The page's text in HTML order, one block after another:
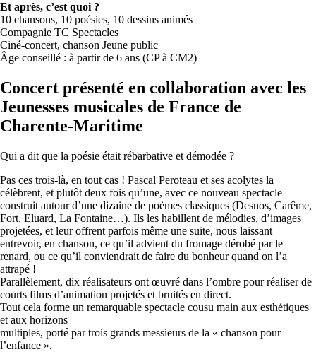
Et après, c’est quoi ?
10 chansons, 10 poésies, 10 dessins animés
Compagnie TC Spectacles
Ciné-concert, chanson Jeune public
Âge conseillé : à partir de 6 ans (CP à CM2)
Concert présenté en collaboration avec les
Jeunesses musicales de France de
Charente-Maritime
Qui a dit que la poésie était rébarbative et démodée ?
Pas ces trois-là, en tout cas ! Pascal Peroteau et ses acolytes la
célèbrent, et plutôt deux fois qu’une, avec ce nouveau spectacle
construit autour d’une dizaine de poèmes classiques (Desnos, Carême,
Fort, Eluard, La Fontaine…). Ils les habillent de mélodies, d’images
projetées, et leur offrent parfois même une suite, nous laissant
entrevoir, en chanson, ce qu’il advient du fromage dérobé par le
renard, ou ce qu’il conviendrait de faire du bonheur quand on l’a
attrapé !
Parallèlement, dix réalisateurs ont œuvré dans l’ombre pour réaliser de
courts films d’animation projetés et bruités en direct.
Tout cela forme un remarquable spectacle cousu main aux esthétiques
et aux horizons
multiples, porté par trois grands messieurs de la « chanson pour
l’enfance ».